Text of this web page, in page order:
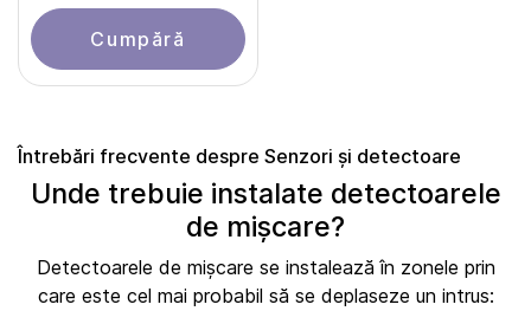
Cumpără
Întrebări frecvente despre Senzori și detectoare
Unde trebuie instalate detectoarele
de mișcare?
Detectoarele de mișcare se instalează în zonele prin
care este cel mai probabil să se deplaseze un intrus: